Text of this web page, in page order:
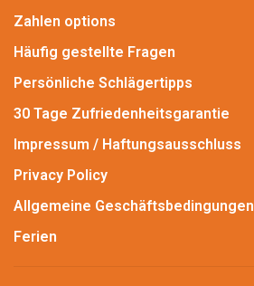
Zahlen options
Häufig gestellte Fragen
Persönliche Schlägertipps
30 Tage Zufriedenheitsgarantie
Impressum / Haftungsausschluss
Privacy Policy
Allgemeine Geschäftsbedingungen
Ferien